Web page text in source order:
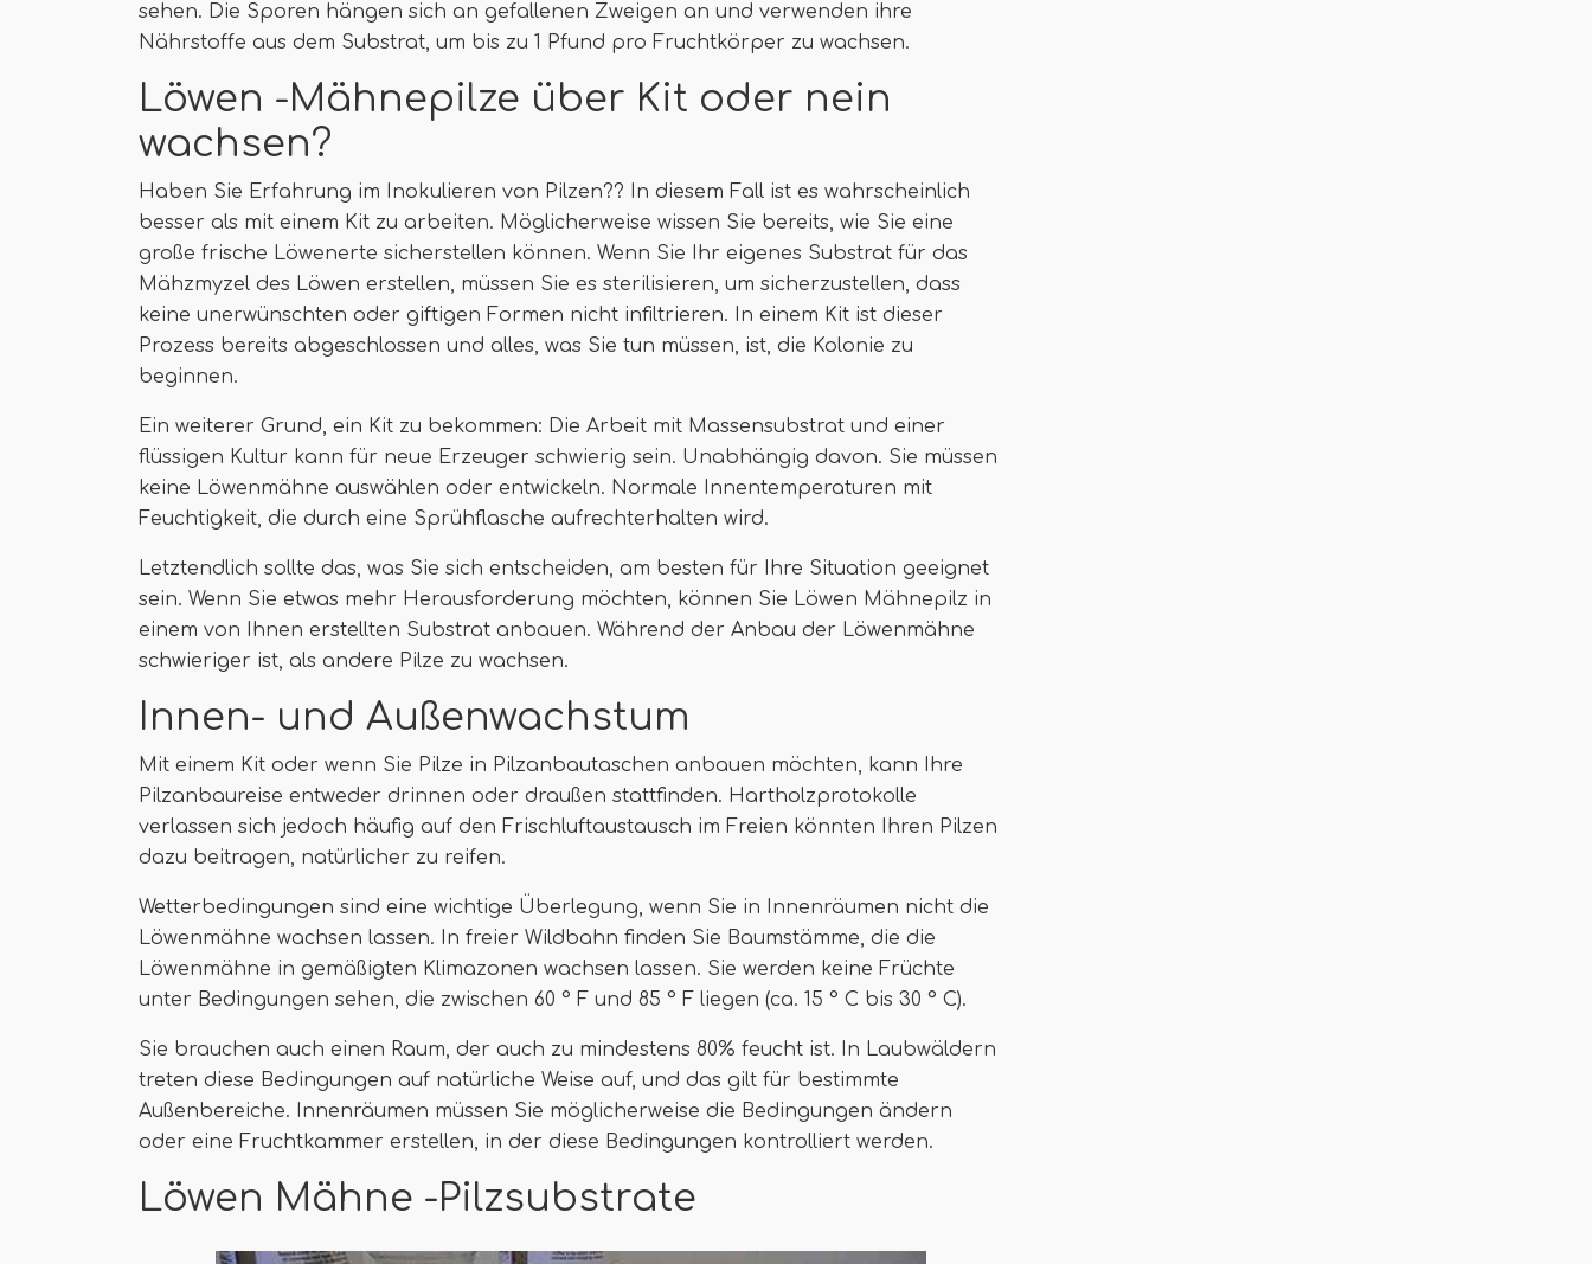
sehen. Die Sporen hängen sich an gefallenen Zweigen an und verwenden ihre
Nährstoffe aus dem Substrat, um bis zu 1 Pfund pro Fruchtkörper zu wachsen.
Löwen -Mähnepilze über Kit oder nein
wachsen?
Haben Sie Erfahrung im Inokulieren von Pilzen?? In diesem Fall ist es wahrscheinlich
besser als mit einem Kit zu arbeiten. Möglicherweise wissen Sie bereits, wie Sie eine
große frische Löwenerte sicherstellen können. Wenn Sie Ihr eigenes Substrat für das
Mähzmyzel des Löwen erstellen, müssen Sie es sterilisieren, um sicherzustellen, dass
keine unerwünschten oder giftigen Formen nicht infiltrieren. In einem Kit ist dieser
Prozess bereits abgeschlossen und alles, was Sie tun müssen, ist, die Kolonie zu
beginnen.
Ein weiterer Grund, ein Kit zu bekommen: Die Arbeit mit Massensubstrat und einer
flüssigen Kultur kann für neue Erzeuger schwierig sein. Unabhängig davon. Sie müssen
keine Löwenmähne auswählen oder entwickeln. Normale Innentemperaturen mit
Feuchtigkeit, die durch eine Sprühflasche aufrechterhalten wird.
Letztendlich sollte das, was Sie sich entscheiden, am besten für Ihre Situation geeignet
sein. Wenn Sie etwas mehr Herausforderung möchten, können Sie Löwen Mähnepilz in
einem von Ihnen erstellten Substrat anbauen. Während der Anbau der Löwenmähne
schwieriger ist, als andere Pilze zu wachsen.
Innen- und Außenwachstum
Mit einem Kit oder wenn Sie Pilze in Pilzanbautaschen anbauen möchten, kann Ihre
Pilzanbaureise entweder drinnen oder draußen stattfinden. Hartholzprotokolle
verlassen sich jedoch häufig auf den Frischluftaustausch im Freien könnten Ihren Pilzen
dazu beitragen, natürlicher zu reifen.
Wetterbedingungen sind eine wichtige Überlegung, wenn Sie in Innenräumen nicht die
Löwenmähne wachsen lassen. In freier Wildbahn finden Sie Baumstämme, die die
Löwenmähne in gemäßigten Klimazonen wachsen lassen. Sie werden keine Früchte
unter Bedingungen sehen, die zwischen 60 ° F und 85 ° F liegen (ca. 15 ° C bis 30 ° C).
Sie brauchen auch einen Raum, der auch zu mindestens 80% feucht ist. In Laubwäldern
treten diese Bedingungen auf natürliche Weise auf, und das gilt für bestimmte
Außenbereiche. Innenräumen müssen Sie möglicherweise die Bedingungen ändern
oder eine Fruchtkammer erstellen, in der diese Bedingungen kontrolliert werden.
Löwen Mähne -Pilzsubstrate